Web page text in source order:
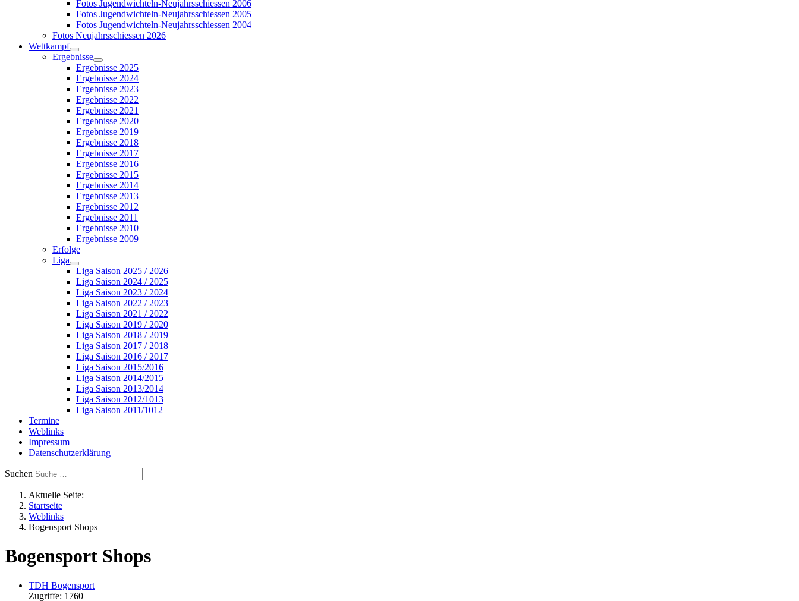
Fotos Jugendwichteln-Neujahrsschiessen 2006
Fotos Jugendwichteln-Neujahrsschiessen 2005
Fotos Jugendwichteln-Neujahrsschiessen 2004
Fotos Neujahrsschiessen 2026
Wettkampf
Ergebnisse
Ergebnisse 2025
Ergebnisse 2024
Ergebnisse 2023
Ergebnisse 2022
Ergebnisse 2021
Ergebnisse 2020
Ergebnisse 2019
Ergebnisse 2018
Ergebnisse 2017
Ergebnisse 2016
Ergebnisse 2015
Ergebnisse 2014
Ergebnisse 2013
Ergebnisse 2012
Ergebnisse 2011
Ergebnisse 2010
Ergebnisse 2009
Erfolge
Liga
Liga Saison 2025 / 2026
Liga Saison 2024 / 2025
Liga Saison 2023 / 2024
Liga Saison 2022 / 2023
Liga Saison 2021 / 2022
Liga Saison 2019 / 2020
Liga Saison 2018 / 2019
Liga Saison 2017 / 2018
Liga Saison 2016 / 2017
Liga Saison 2015/2016
Liga Saison 2014/2015
Liga Saison 2013/2014
Liga Saison 2012/1013
Liga Saison 2011/1012
Termine
Weblinks
Impressum
Datenschutzerklärung
Suchen
Aktuelle Seite:
Startseite
Weblinks
Bogensport Shops
Bogensport Shops
TDH Bogensport
Zugriffe: 1760